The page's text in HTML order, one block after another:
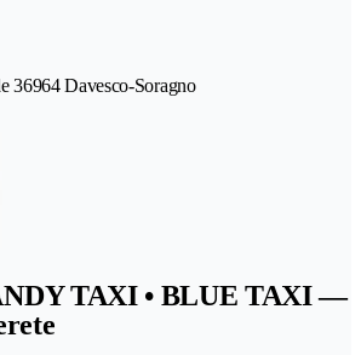
36964 Davesco-Soragno
TAXI • BLUE TAXI —